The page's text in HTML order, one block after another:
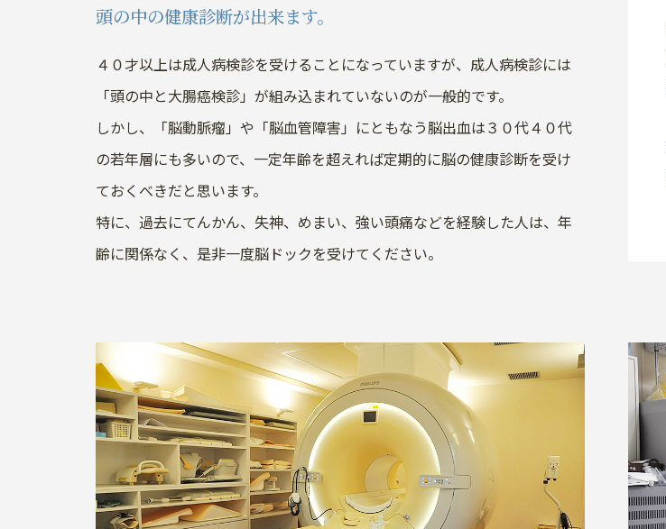
頭の中の健康診断が出来ます。
４０才以上は成人病検診を受けることになっていますが、成人病検診には
「頭の中と大腸癌検診」が組み込まれていないのが一般的です。
しかし、「脳動脈瘤」や「脳血管障害」にともなう脳出血は３０代４０代
の若年層にも多いので、一定年齢を超えれば定期的に脳の健康診断を受け
ておくべきだと思います。
特に、過去にてんかん、失神、めまい、強い頭痛などを経験した人は、年
齢に関係なく、是非一度脳ドックを受けてください。